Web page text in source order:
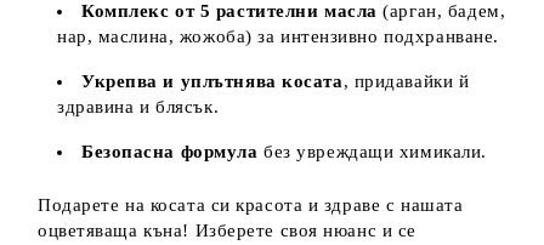
Комплекс от 5 растителни масла (арган, бадем,
нар, маслина, жожоба) за интензивно подхранване.
Укрепва и уплътнява косата, придавайки й
здравина и блясък.
Безопасна формула без увреждащи химикали.
Подарете на косата си красота и здраве с нашата
оцветяваща къна! Изберете своя нюанс и се